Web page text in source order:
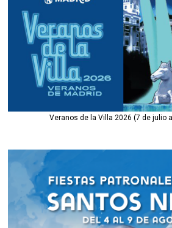
Veranos de la Villa 2026 (7 de julio